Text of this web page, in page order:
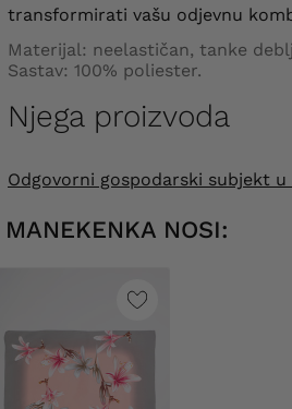
transformirati vašu odjevnu
Materijal: neelastičan, tanke
Sastav: 100% poliester.
Njega proizvoda
Odgovorni gospodarski subjekt u
MANEKENKA NOSI: